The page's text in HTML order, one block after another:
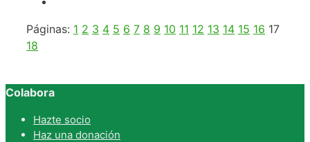
Páginas: 1 2 3 4 5 6 7 8 9 10 11 12 13 14 15 16 17
18
Colabora
Hazte socio
Haz una donación